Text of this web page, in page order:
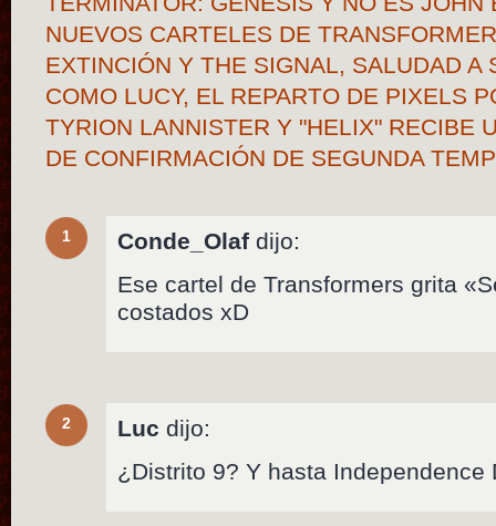
NUEVOS CARTELES DE
EXTINCIÓN Y THE SIGNAL, SALUDAD A
COMO LUCY, EL REPARTO DE PIXELS
TYRION LANNISTER Y "HELIX" RECIBE
DE CONFIRMACIÓN DE SEGUNDA
1 Conde_Olaf dijo:
Ese cartel de Transformers grita
costados xD
2 Luc dijo:
¿Distrito 9? Y hasta Independence